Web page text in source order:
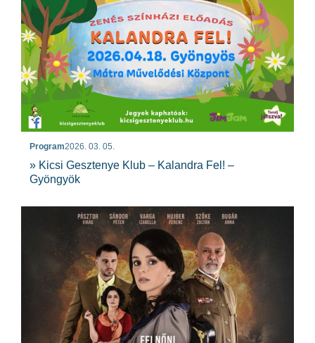
Program2026. 03. 05.
» Kicsi Gesztenye Klub – Kalandra Fel! –
Gyöngyök